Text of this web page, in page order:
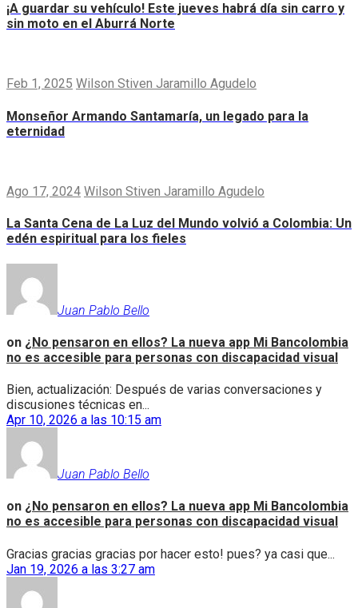
¡A guardar su vehículo! Este jueves habrá día sin carro y
sin moto en el Aburrá Norte
Feb 1, 2025 Wilson Stiven Jaramillo Agudelo
Monseñor Armando Santamaría, un legado para la
eternidad
Ago 17, 2024 Wilson Stiven Jaramillo Agudelo
La Santa Cena de La Luz del Mundo volvió a Colombia: Un
edén espiritual para los fieles
Juan Pablo Bello
on ¿No pensaron en ellos? La nueva app Mi Bancolombia
no es accesible para personas con discapacidad visual
Bien, actualización: Después de varias conversaciones y
discusiones técnicas en...
Apr 10, 2026 a las 10:15 am
Juan Pablo Bello
on ¿No pensaron en ellos? La nueva app Mi Bancolombia
no es accesible para personas con discapacidad visual
Gracias gracias gracias por hacer esto! pues? ya casi que...
Jan 19, 2026 a las 3:27 am